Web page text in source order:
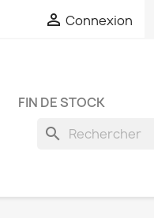
 Connexion
FIN DE STOCK
search